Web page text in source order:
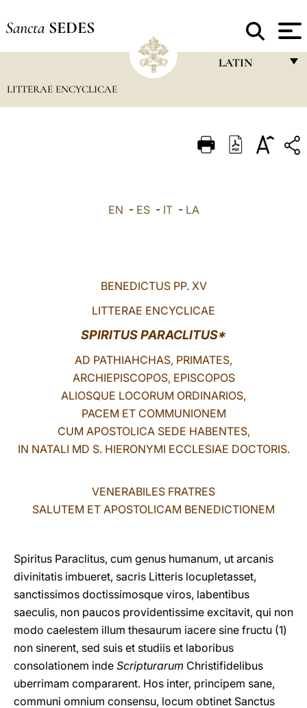
Sancta SEDES
LATIN
ITALIANO
LATINE
LITTERAE ENCYCLICAE
EN - ES- IT- LA
BENEDICTUS PP. XV
LITTERAE ENCYCLICAE
SPIRITUS PARACLITUS*
AD PATHIAHCHAS, PRIMATES,
ARCHIEPISCOPOS, EPISCOPOS
ALIOSQUE LOCORUM ORDINARIOS,
PACEM ET COMMUNIONEM
CUM APOSTOLICA SEDE HABENTES,
IN NATALI MD S. HIERONYMI ECCLESIAE DOCTORIS.
VENERABILES FRATRES
SALUTEM ET APOSTOLICAM BENEDICTIONEM
Spiritus Paraclitus, cum genus humanum, ut arcanis
divinitatis imbueret, sacris Litteris locupletasset,
sanctissimos doctissimosque viros, labentibus
saeculis, non paucos providentissime excitavit, qui non
modo caelestem illum thesaurum iacere sine fructu (1)
non sinerent, sed suis et studiis et laboribus
consolationem inde Scripturarum Christifidelibus
uberrimam compararent. Hos inter, principem sane,
communi omnium consensu, locum obtinet Sanctus